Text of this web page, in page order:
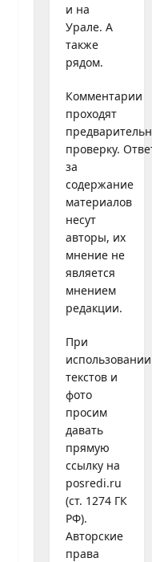
и на
Урале. А
также
рядом.
Комментарии
проходят
проверку.
за
содержание
материалов
несут
авторы, их
мнение не
является
мнением
редакции.
При
использовании
текстов и
фото
просим
давать
прямую
ссылку на
posredi.ru
(ст. 1274 ГК
РФ).
Авторские
права